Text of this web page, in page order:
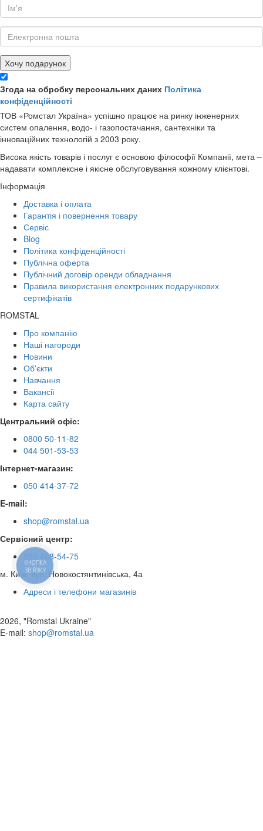
Хочу подарунок
Згода на обробку персональних даних Політика
конфіденційності
ТОВ «Ромстал Україна» успішно працює на ринку інженерних
систем опалення, водо- і газопостачання, сантехніки та
інноваційних технологій з 2003 року.
Висока якість товарів і послуг є основою філософії Компанії, мета –
надавати комплексне і якісне обслуговування кожному клієнтові.
Інформація
Доставка і оплата
Гарантія і повернення товару
Сервіс
Blog
Політика конфіденційності
Публічна оферта
Публічний договір оренди обладнання
Правила використання електронних подарункових
сертифікатів
ROMSTAL
Про компанію
Наші нагороди
Новини
Об'єкти
Навчання
Вакансії
Карта сайту
Центральний офіс:
0800 50-11-82
044 501-53-53
Інтернет-магазин:
050 414-37-72
E-mail:
shop@romstal.ua
Сервісний центр:
050 468-54-75
м. Київ, вул. Новокостянтинівська, 4а
Адреси і телефони магазинів
2026, "Romstal Ukraine"
​E-mail: shop@romstal.ua
КНОПКА
ЗВ'ЯЗКУ